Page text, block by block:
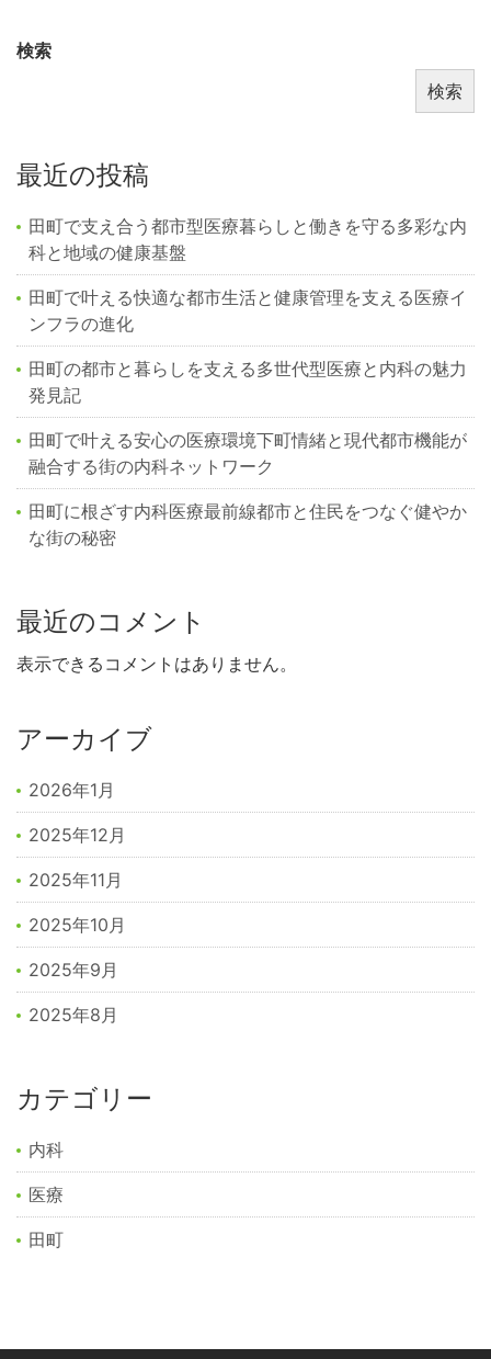
検索
検索
最近の投稿
田町で支え合う都市型医療暮らしと働きを守る多彩な内
科と地域の健康基盤
田町で叶える快適な都市生活と健康管理を支える医療イ
ンフラの進化
田町の都市と暮らしを支える多世代型医療と内科の魅力
発見記
田町で叶える安心の医療環境下町情緒と現代都市機能が
融合する街の内科ネットワーク
田町に根ざす内科医療最前線都市と住民をつなぐ健やか
な街の秘密
最近のコメント
表示できるコメントはありません。
アーカイブ
2026年1月
2025年12月
2025年11月
2025年10月
2025年9月
2025年8月
カテゴリー
内科
医療
田町